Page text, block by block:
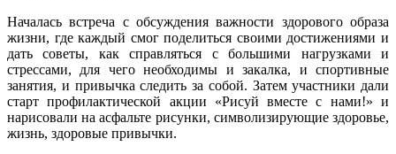
Началась встреча с обсуждения важности здорового образа
жизни, где каждый смог поделиться своими достижениями и
дать советы, как справляться с большими нагрузками и
стрессами, для чего необходимы и закалка, и спортивные
занятия, и привычка следить за собой. Затем участники дали
старт профилактической акции «Рисуй вместе с нами!» и
нарисовали на асфальте рисунки, символизирующие здоровье,
жизнь, здоровые привычки.